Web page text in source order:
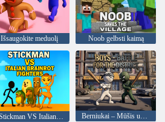
Išsaugokite meduolį Noob gelbsti kaimą
„Stickman VS Italian Brainrot Fighters“. Berniukai – Mūšis už apygardą